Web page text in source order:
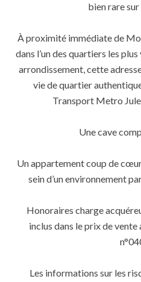
bien rare
À proximité immédiate de
dans l’un des quartiers les
arrondissement, cette
vie de quartier
Transport Metro
Une cave
Un appartement coup de
sein d’un environnement
Honoraires charge
inclus dans le prix de
Les informations sur les